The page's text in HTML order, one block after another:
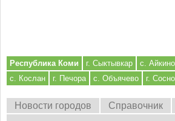
Республика Коми г. Сыктывкар с. Айкино
с. Кослан
г. Печора с. Объячево г.
Новости городов Справочник